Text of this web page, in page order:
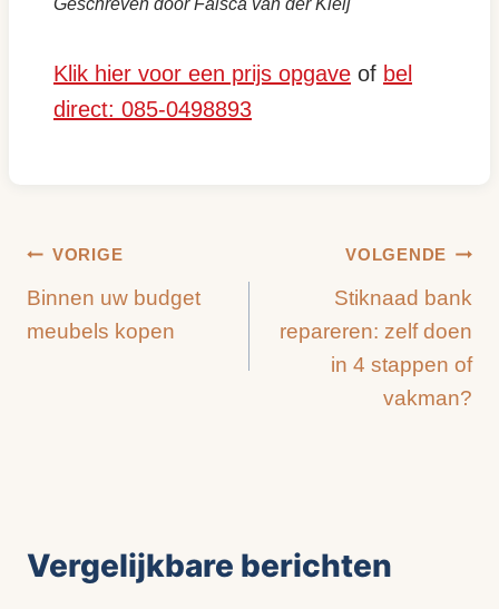
Klik hier voor een prijs opgave of bel
direct: 085-0498893
Bericht
navigatie
VORIGE
Binnen uw budget
meubels kopen
VOLGENDE
Stiknaad bank
repareren: zelf doen
in 4 stappen of
vakman?
Vergelijkbare berichten